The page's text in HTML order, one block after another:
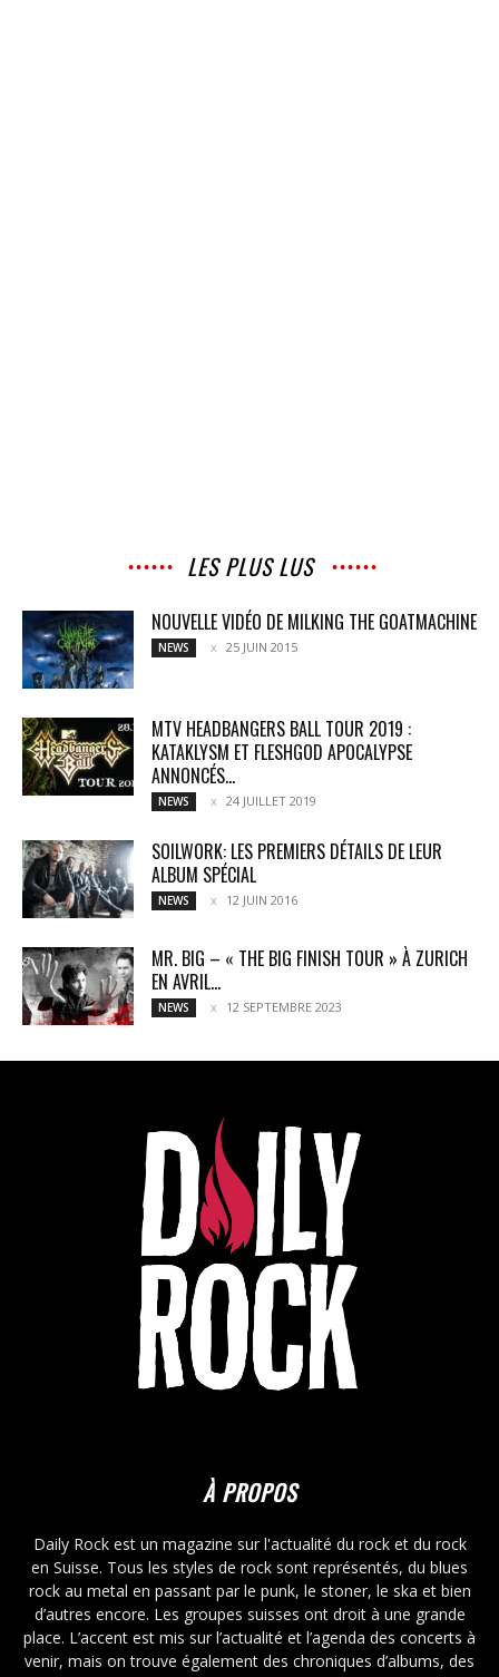
LES PLUS LUS
NOUVELLE VIDÉO DE MILKING THE GOATMACHINE
NEWS 25 JUIN 2015
MTV HEADBANGERS BALL TOUR 2019 :
KATAKLYSM ET FLESHGOD APOCALYPSE
ANNONCÉS...
NEWS 24 JUILLET 2019
SOILWORK: LES PREMIERS DÉTAILS DE LEUR
ALBUM SPÉCIAL
NEWS 12 JUIN 2016
MR. BIG – « THE BIG FINISH TOUR » À ZURICH
EN AVRIL...
NEWS 12 SEPTEMBRE 2023
À PROPOS
Daily Rock est un magazine sur l'actualité du rock et du rock
en Suisse. Tous les styles de rock sont représentés, du blues
rock au metal en passant par le punk, le stoner, le ska et bien
d’autres encore. Les groupes suisses ont droit à une grande
place. L’accent est mis sur l’actualité et l’agenda des concerts à
venir, mais on trouve également des chroniques d’albums, des